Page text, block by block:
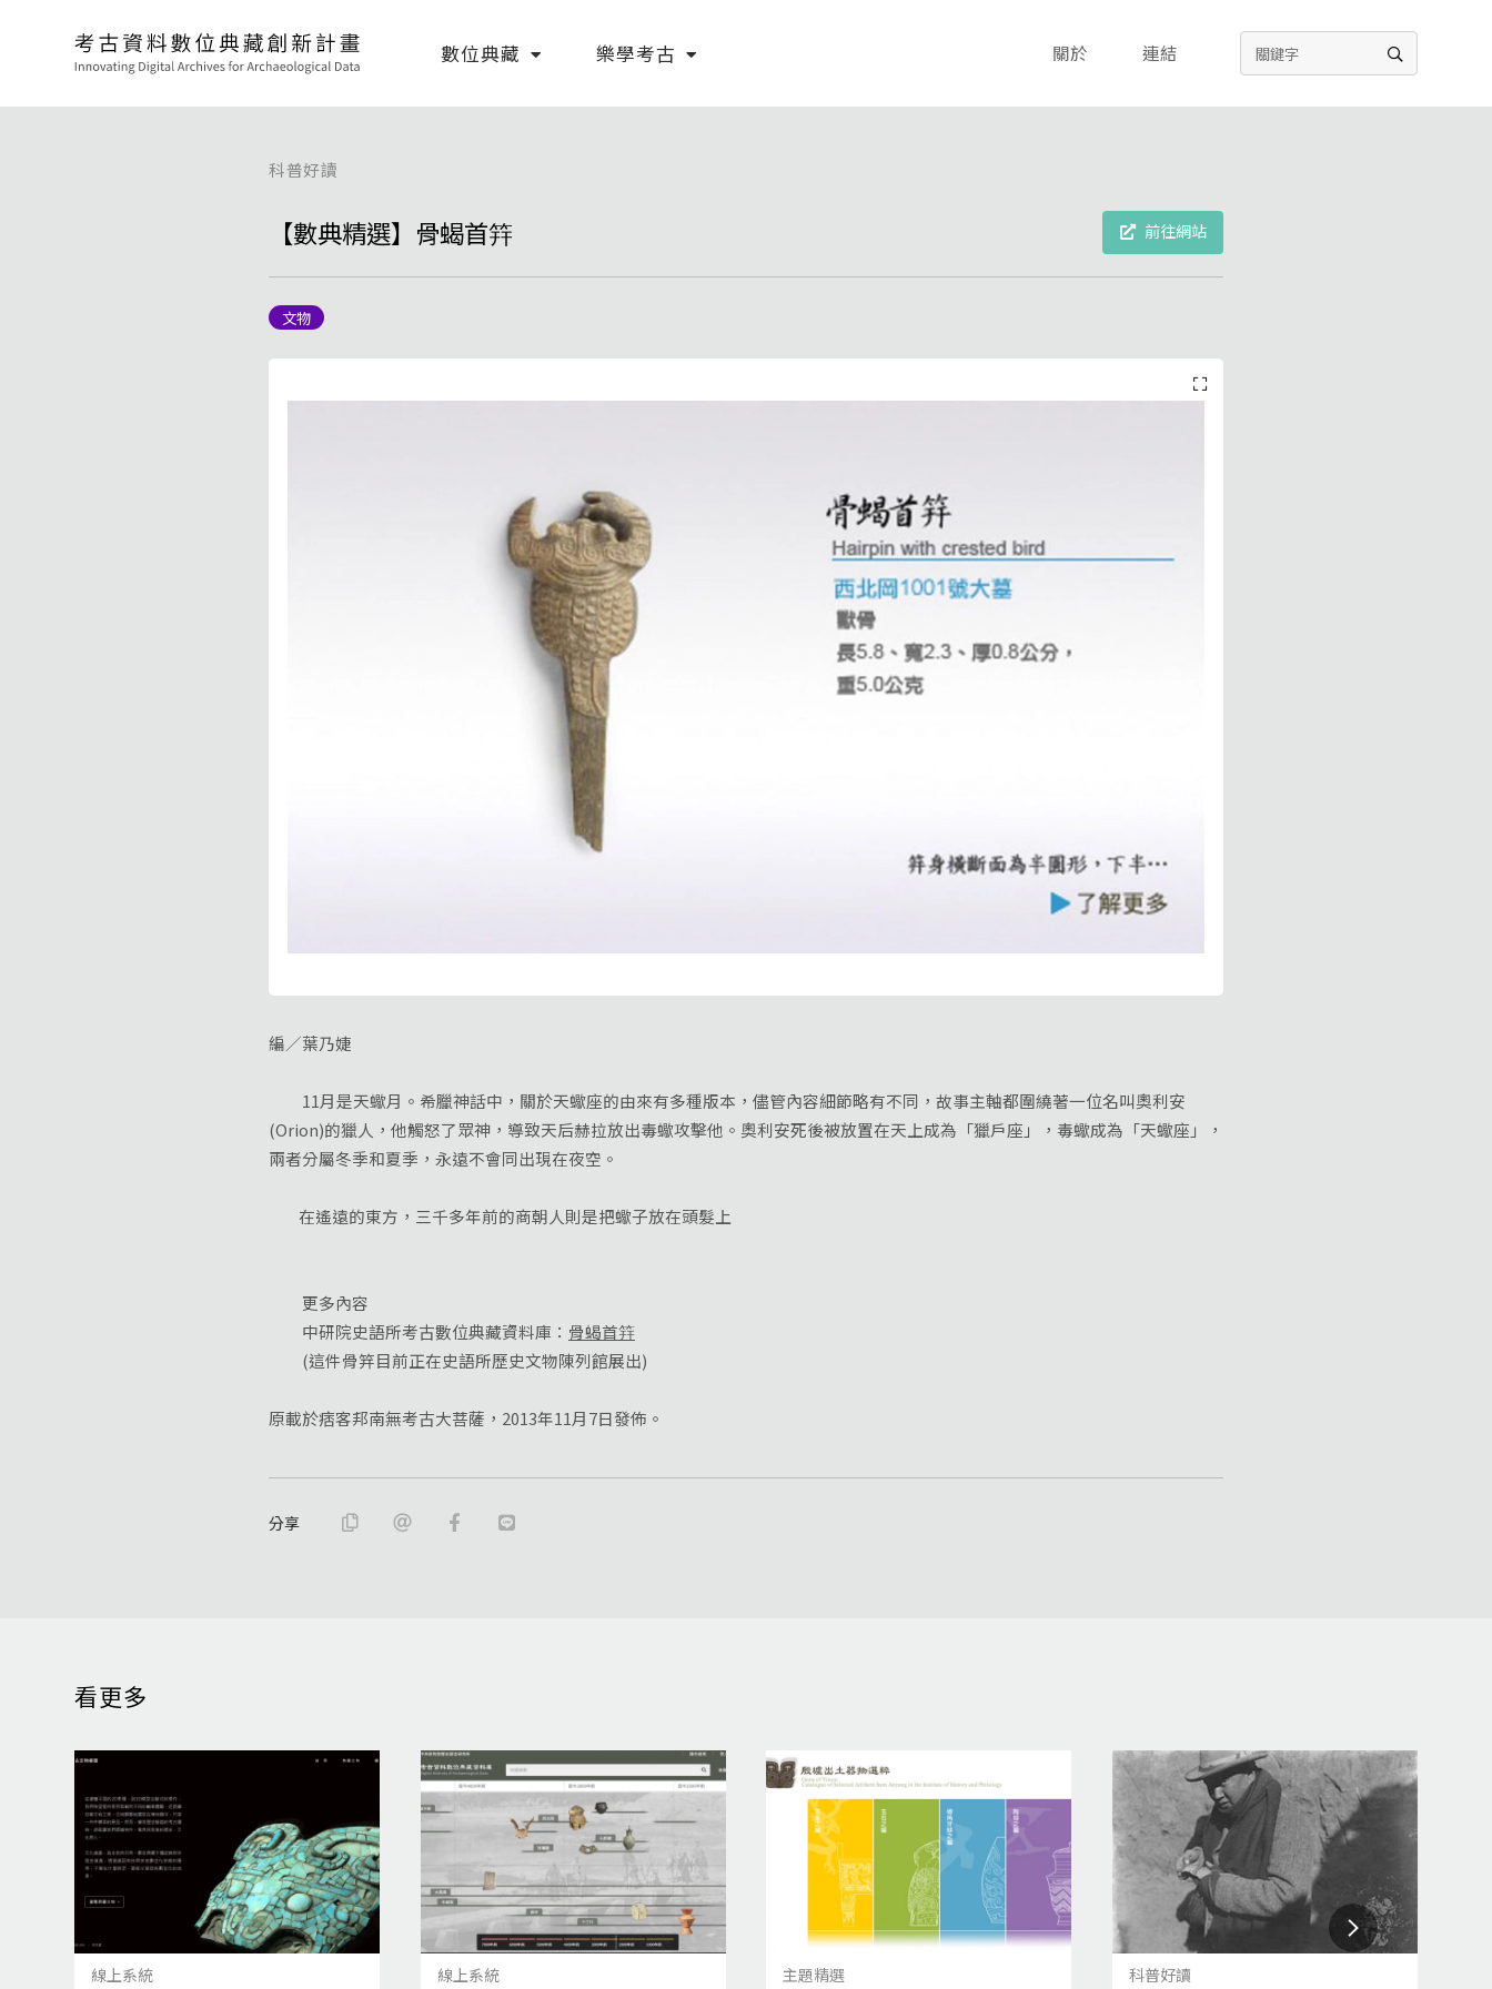
數位典藏 樂學考古 關於 連結
科普好讀
【數典精選】骨蝎首筓 前往網站
文物
編／葉乃婕
11月是天蠍月。希臘神話中，關於天蠍座的由來有多種版本，儘管內容細節略有不同，故事主軸都圍繞著一位名叫奧利安
(Orion)的獵人，他觸怒了眾神，導致天后赫拉放出毒蠍攻擊他。奧利安死後被放置在天上成為「獵戶座」，毒蠍成為「天蠍座」，
兩者分屬冬季和夏季，永遠不會同出現在夜空。
在遙遠的東方，三千多年前的商朝人則是把蠍子放在頭髮上
更多內容
中研院史語所考古數位典藏資料庫： 骨蝎首筓
(這件骨笄目前正在史語所歷史文物陳列館展出)
原載於痞客邦南無考古大菩薩，2013年11月7日發佈。
分享
看更多
線上系統 線上系統 主題精選 科普好讀